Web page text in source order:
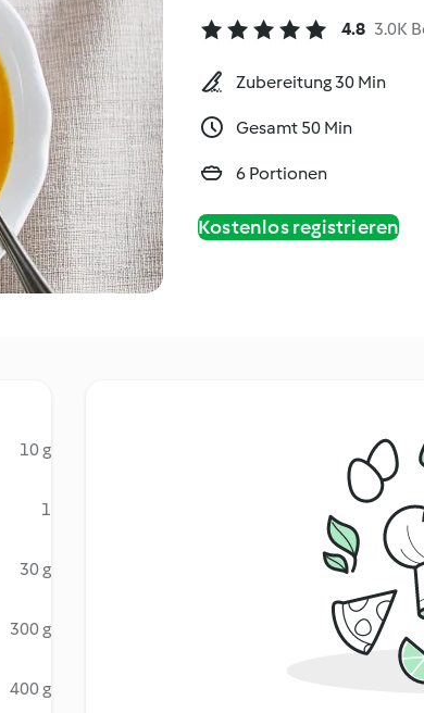
4.8 3.0K
Zubereitung 30 Min
Gesamt 50 Min
6 Portionen
Kostenlos registrieren
10 g
1
30 g
300 g
400 g